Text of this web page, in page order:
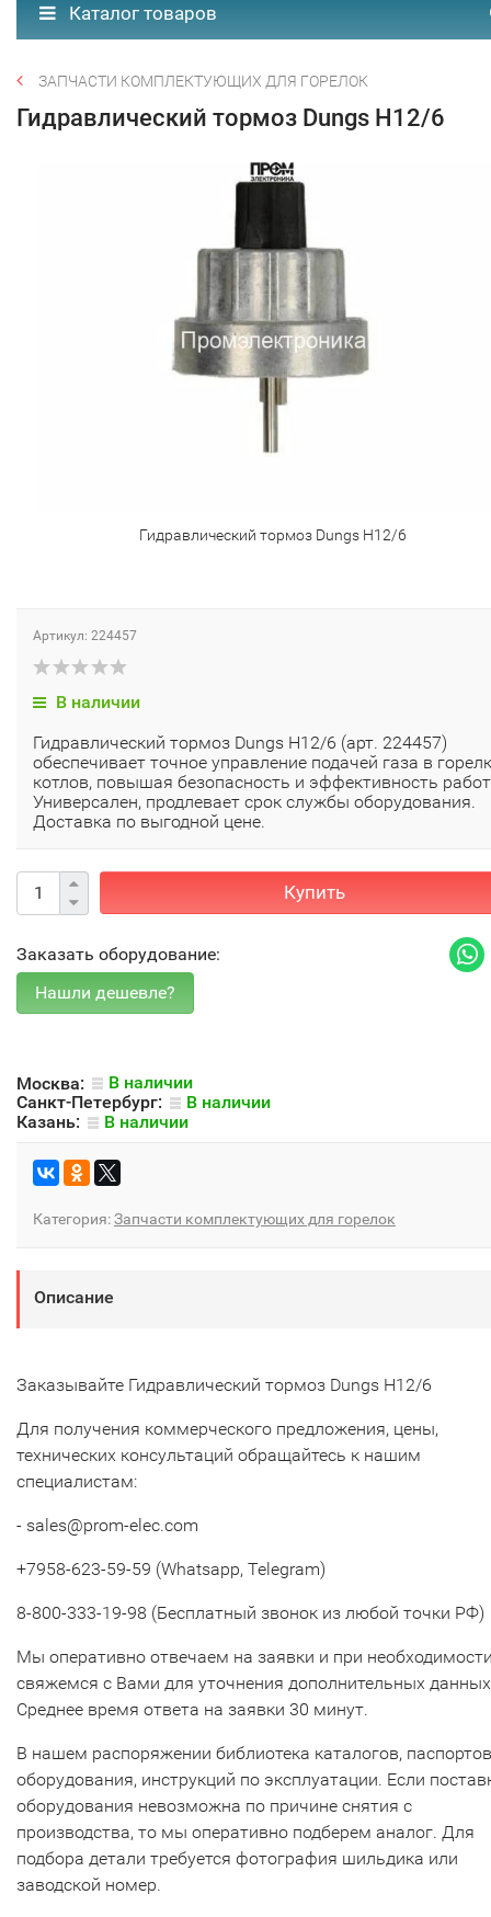
Каталог товаров
ЗАПЧАСТИ КОМПЛЕКТУЮЩИХ ДЛЯ ГОРЕЛОК
Гидравлический тормоз Dungs H12/6
Гидравлический тормоз Dungs H12/6
Артикул: 224457
В наличии
Гидравлический тормоз Dungs H12/6 (арт. 224457)
обеспечивает точное управление подачей газа в
котлов, повышая безопасность и эффективность
Универсален, продлевает срок службы оборудования.
Доставка по выгодной цене.
Купить
Заказать оборудование:
Москва:
В наличии
Санкт-Петербург:
В наличии
Казань:
В наличии
Категория:Запчасти комплектующих для горелок
Описание
Заказывайте Гидравлический тормоз Dungs H12/6
Для получения коммерческого предложения, цены,
технических консультаций обращайтесь к нашим
специалистам:
- sales@prom-elec.com
+7958-623-59-59 (Whatsapp, Telegram)
8-800-333-19-98 (Бесплатный звонок из любой точки РФ)
Мы оперативно отвечаем на заявки и при
свяжемся с Вами для уточнения дополнительных
Среднее время ответа на заявки 30 минут.
В нашем распоряжении библиотека каталогов, паспортов
оборудования, инструкций по эксплуатации. Если
оборудования невозможна по причине снятия с
производства, то мы оперативно подберем аналог. Для
подбора детали требуется фотография шильдика или
заводской номер.